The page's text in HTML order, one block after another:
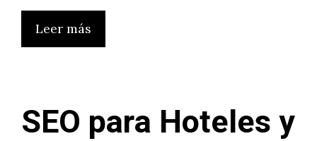
Leer más
SEO para Hoteles y